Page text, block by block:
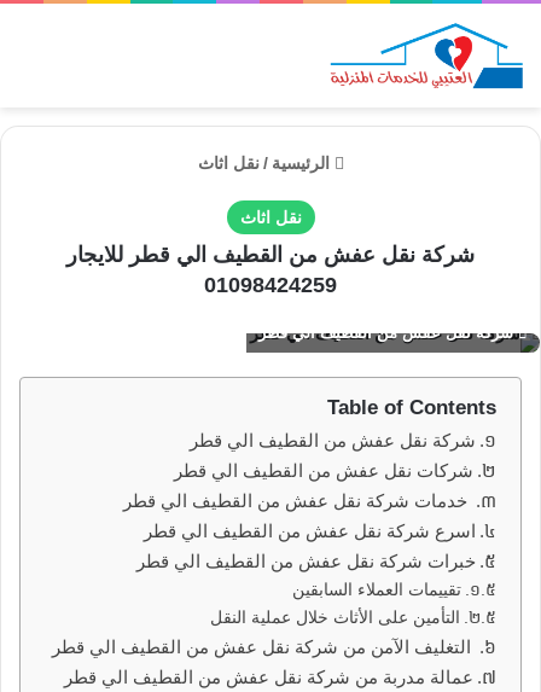
الرئيسية / نقل اثاث
نقل اثاث
شركة نقل عفش من القطيف الي قطر للايجار
01098424259
شركة نقل عفش من القطيف الي قطر
Table of Contents
شركة نقل عفش من القطيف الي قطر
شركات نقل عفش من القطيف الي قطر
خدمات شركة نقل عفش من القطيف الي قطر
اسرع شركة نقل عفش من القطيف الي قطر
خبرات شركة نقل عفش من القطيف الي قطر
تقييمات العملاء السابقين
التأمين على الأثاث خلال عملية النقل
التغليف الآمن من شركة نقل عفش من القطيف الي قطر
عمالة مدربة من شركة نقل عفش من القطيف الي قطر